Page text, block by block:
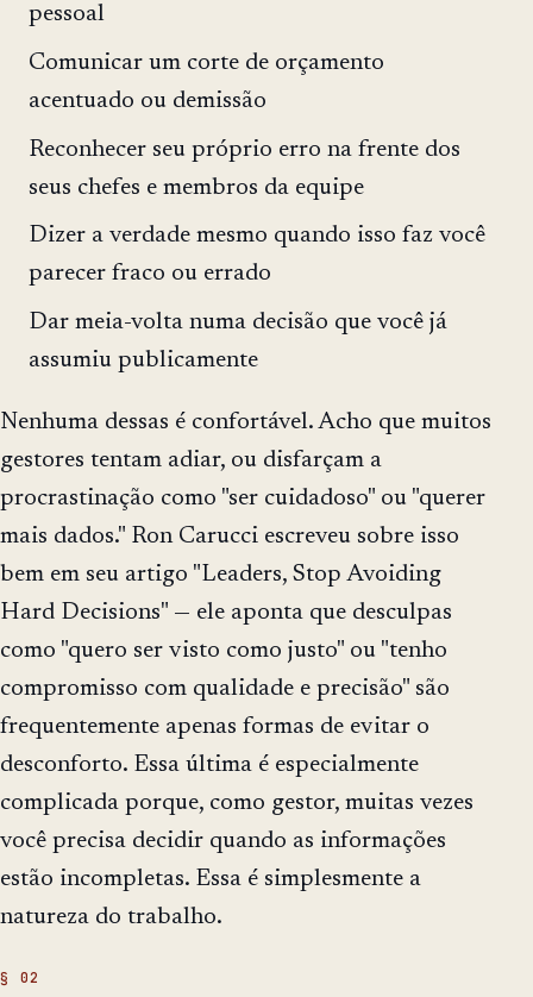
pessoal
Comunicar um corte de orçamento
acentuado ou demissão
Reconhecer seu próprio erro na frente dos
seus chefes e membros da equipe
Dizer a verdade mesmo quando isso faz você
parecer fraco ou errado
Dar meia-volta numa decisão que você já
assumiu publicamente
Nenhuma dessas é confortável. Acho que muitos
gestores tentam adiar, ou disfarçam a
procrastinação como "ser cuidadoso" ou "querer
mais dados." Ron Carucci escreveu sobre isso
bem em seu artigo "Leaders, Stop Avoiding
Hard Decisions" — ele aponta que desculpas
como "quero ser visto como justo" ou "tenho
compromisso com qualidade e precisão" são
frequentemente apenas formas de evitar o
desconforto. Essa última é especialmente
complicada porque, como gestor, muitas vezes
você precisa decidir quando as informações
estão incompletas. Essa é simplesmente a
natureza do trabalho.